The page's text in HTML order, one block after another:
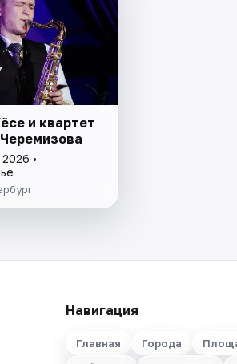
и квартет
•
Навигация
Главная Города